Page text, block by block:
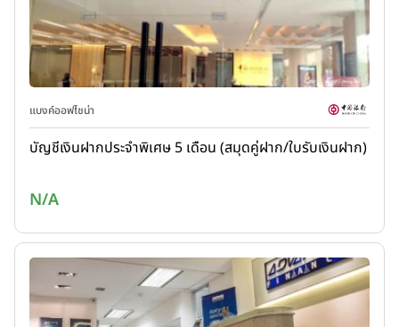
แบงค์ออฟไชน่า
บัญชีเงินฝากประจำพิเศษ 5 เดือน (สมุดคู่ฝาก/ใบรับเงินฝาก)
N/A